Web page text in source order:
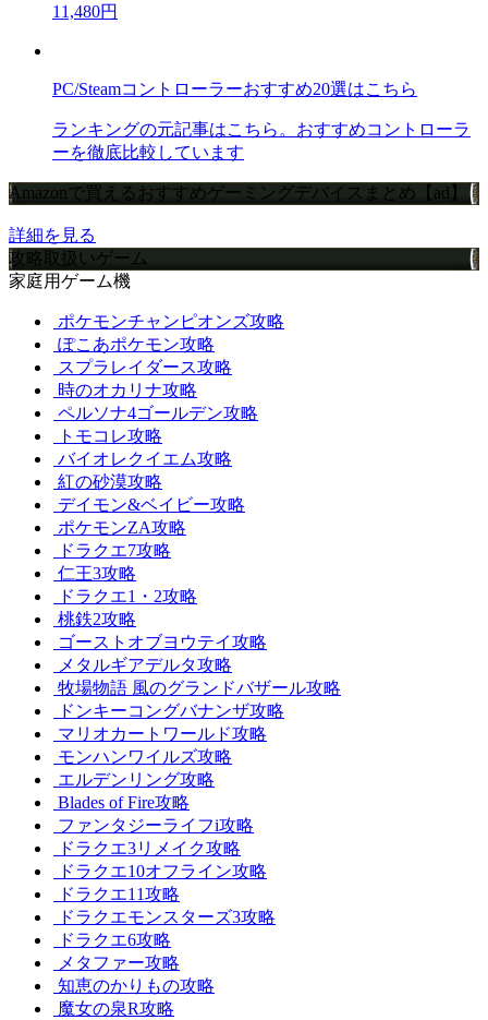
11,480円
PC/Steamコントローラーおすすめ20選はこちら
ランキングの元記事はこちら。おすすめコントローラ
ーを徹底比較しています
Amazonで買えるおすすめゲーミングデバイスまとめ【ad】
詳細を見る
攻略取扱いゲーム
家庭用ゲーム機
ポケモンチャンピオンズ攻略
ぽこあポケモン攻略
スプラレイダース攻略
時のオカリナ攻略
ペルソナ4ゴールデン攻略
トモコレ攻略
バイオレクイエム攻略
紅の砂漠攻略
デイモン&ベイビー攻略
ポケモンZA攻略
ドラクエ7攻略
仁王3攻略
ドラクエ1・2攻略
桃鉄2攻略
ゴーストオブヨウテイ攻略
メタルギアデルタ攻略
牧場物語 風のグランドバザール攻略
ドンキーコングバナンザ攻略
マリオカートワールド攻略
モンハンワイルズ攻略
エルデンリング攻略
Blades of Fire攻略
ファンタジーライフi攻略
ドラクエ3リメイク攻略
ドラクエ10オフライン攻略
ドラクエ11攻略
ドラクエモンスターズ3攻略
ドラクエ6攻略
メタファー攻略
知恵のかりもの攻略
魔女の泉R攻略